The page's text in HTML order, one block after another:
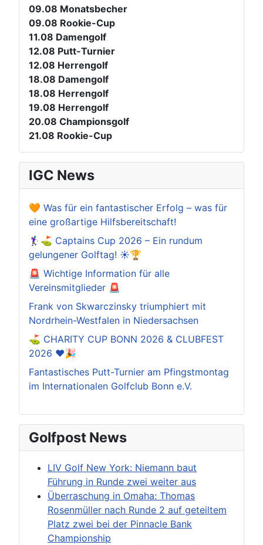
09.08 Monatsbecher
09.08 Rookie-Cup
11.08 Damengolf
12.08 Putt-Turnier
12.08 Herrengolf
18.08 Damengolf
18.08 Herrengolf
19.08 Herrengolf
20.08 Championsgolf
21.08 Rookie-Cup
IGC News
🧡 Was für ein fantastischer Erfolg – was für
eine großartige Hilfsbereitschaft!
🏌️‍♀️⛳ Captains Cup 2026 – Ein rundum
gelungener Golftag! ☀️🏆
🚨 Wichtige Information für alle
Vereinsmitglieder 🚨
Frank von Skwarczinsky triumphiert mit
Nordrhein-Westfalen in Niedersachsen
⛳️ CHARITY CUP BONN 2026 & CLUBFEST
2026 ❤️🎉
Fantastisches Putt-Turnier am Pfingstmontag
im Internationalen Golfclub Bonn e.V.
Golfpost News
LIV Golf New York: Niemann baut
Führung in Runde zwei weiter aus
Überraschung in Omaha: Thomas
Rosenmüller nach Runde 2 auf geteiltem
Platz zwei bei der Pinnacle Bank
Championship